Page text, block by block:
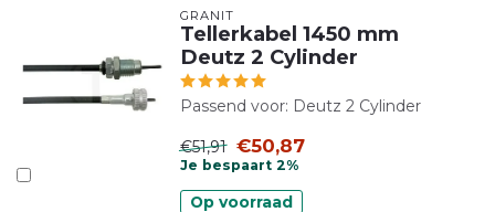
GRANIT
Tellerkabel 1450 mm
Deutz 2 Cylinder
Passend voor: Deutz 2 Cylinder
€51,91 €50,87
Je bespaart 2%
Op voorraad